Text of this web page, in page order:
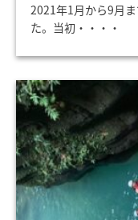
2021年1月から9月
た。当初・・・・